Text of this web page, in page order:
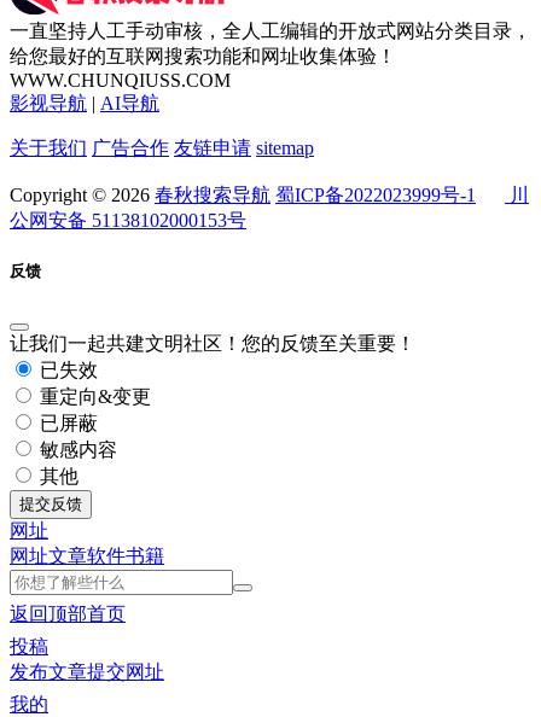
一直坚持人工手动审核，全人工编辑的开放式网站分类目录，
给您最好的互联网搜索功能和网址收集体验！
WWW.CHUNQIUSS.COM
影视导航 | AI导航
关于我们 广告合作 友链申请 sitemap
Copyright © 2026 春秋搜索导航 蜀ICP备2022023999号-1
川
公网安备 51138102000153号
反馈
让我们一起共建文明社区！您的反馈至关重要！
已失效
重定向&变更
已屏蔽
敏感内容
其他
提交反馈
网址
网址文章软件书籍
返回顶部首页
投稿
发布文章提交网址
我的